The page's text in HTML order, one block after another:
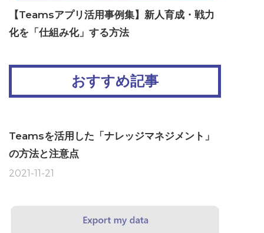
【Teamsアプリ活用事例集】新人育成・戦力
化を「仕組み化」する方法
おすすめ記事
Teamsを活用した「ナレッジマネジメント」
の方法と注意点
2021-11-21